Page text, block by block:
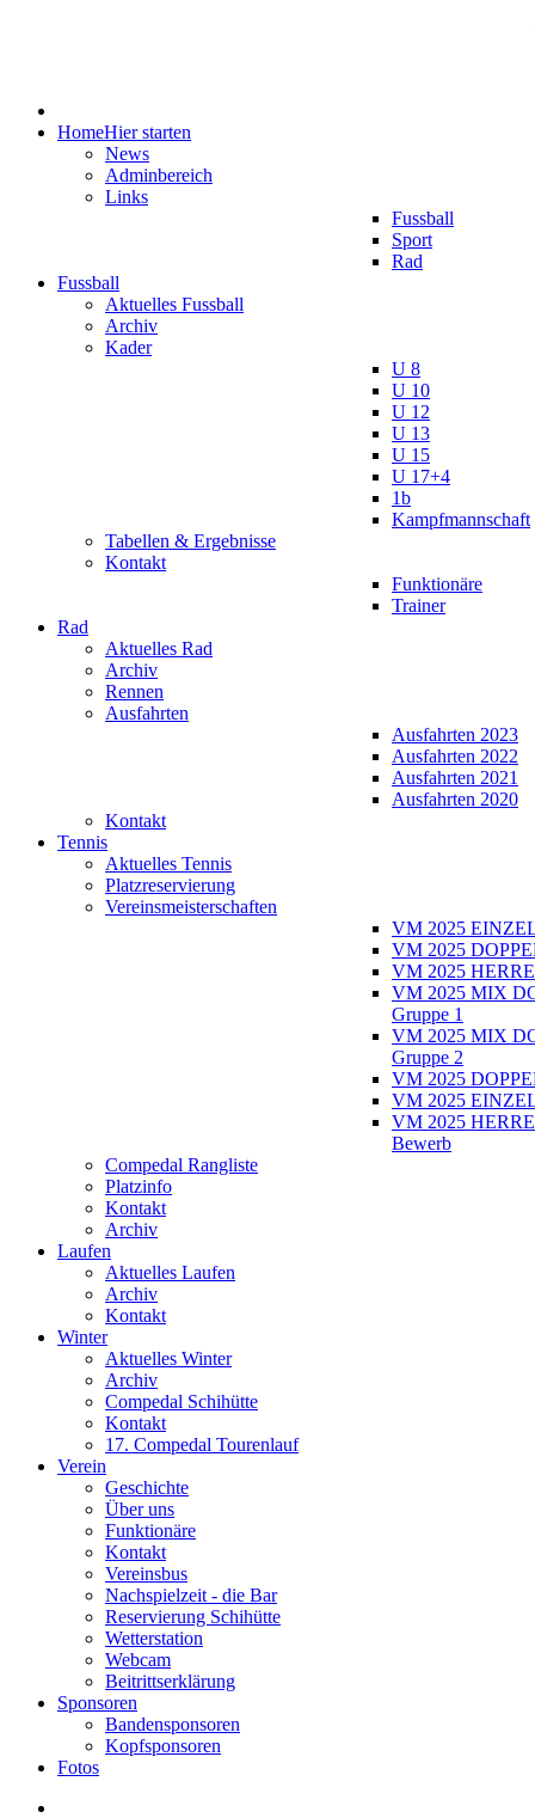
HomeHier starten
News
Adminbereich
Links
Fussball
Sport
Rad
Fussball
Aktuelles Fussball
Archiv
Kader
U 8
U 10
U 12
U 13
U 15
U 17+4
1b
Kampfmannschaft
Tabellen & Ergebnisse
Kontakt
Funktionäre
Trainer
Rad
Aktuelles Rad
Archiv
Rennen
Ausfahrten
Ausfahrten 2023
Ausfahrten 2022
Ausfahrten 2021
Ausfahrten 2020
Kontakt
Tennis
Aktuelles Tennis
Platzreservierung
Vereinsmeisterschaften
VM 2025
VM 2025
VM 2025
VM 2025 MIX
Gruppe 1
VM 2025 MIX
Gruppe 2
VM 2025
VM 2025
VM 2025
Bewerb
Compedal Rangliste
Platzinfo
Kontakt
Archiv
Laufen
Aktuelles Laufen
Archiv
Kontakt
Winter
Aktuelles Winter
Archiv
Compedal Schihütte
Kontakt
17. Compedal Tourenlauf
Verein
Geschichte
Über uns
Funktionäre
Kontakt
Vereinsbus
Nachspielzeit - die Bar
Reservierung Schihütte
Wetterstation
Webcam
Beitrittserklärung
Sponsoren
Bandensponsoren
Kopfsponsoren
Fotos